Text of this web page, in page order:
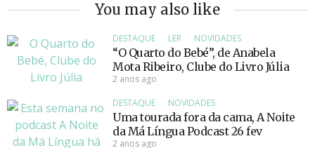
You may also like
DESTAQUE LER NOVIDADES
“O Quarto do Bebé”, de Anabela
Mota Ribeiro, Clube do Livro Júlia
2 anos ago
DESTAQUE
NOVIDADES
Uma tourada fora da cama, A Noite
da Má Língua Podcast 26 fev
2 anos ago